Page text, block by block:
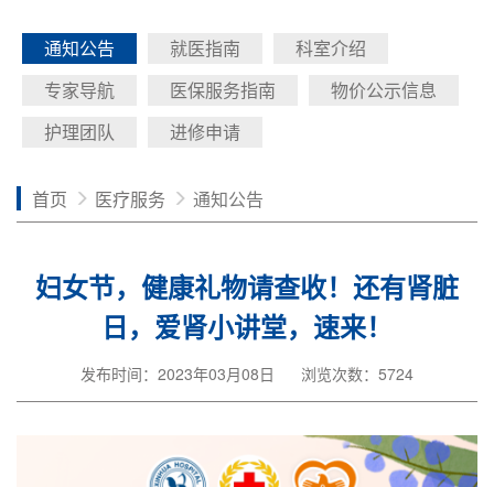
通知公告 就医指南
科室介绍
专家导航
医保服务指南
物价公示信息
护理团队
进修申请
首页 医疗服务 通知公告
妇女节，健康礼物请查收！还有肾脏
日，爱肾小讲堂，速来！
发布时间：2023年03月08日 浏览次数：5724